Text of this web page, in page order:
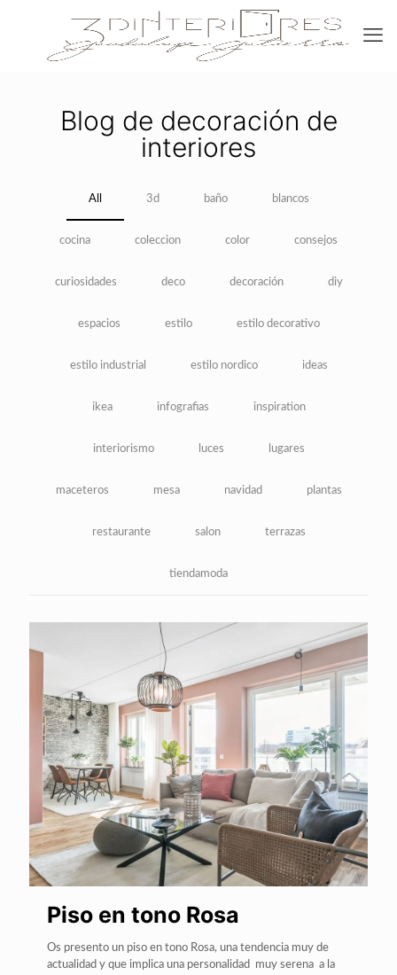
Blog de decoración de
interiores
All 3d baño blancos
cocina coleccion color consejos
curiosidades deco decoración diy
espacios estilo estilo decorativo
estilo industrial estilo nordico ideas
ikea infografias inspiration
interiorismo luces lugares
maceteros mesa navidad plantas
restaurante salon terrazas
tiendamoda
Piso en tono Rosa
Os presento un piso en tono Rosa, una tendencia muy de
actualidad y que implica una personalidad muy serena a la